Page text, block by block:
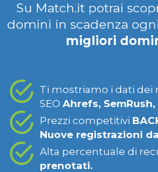
Su Match.it potrai
domini in scadenza
migliori
Ti mostriamo i dati
SEO Ahrefs, SemRush,
Prezzi competitivi
Nuove registrazioni
Alta percentuale di
prenotati.